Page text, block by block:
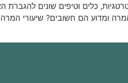
כלים וטיפים שונים להגברת
ומדוע הם חשובים? שיעורי